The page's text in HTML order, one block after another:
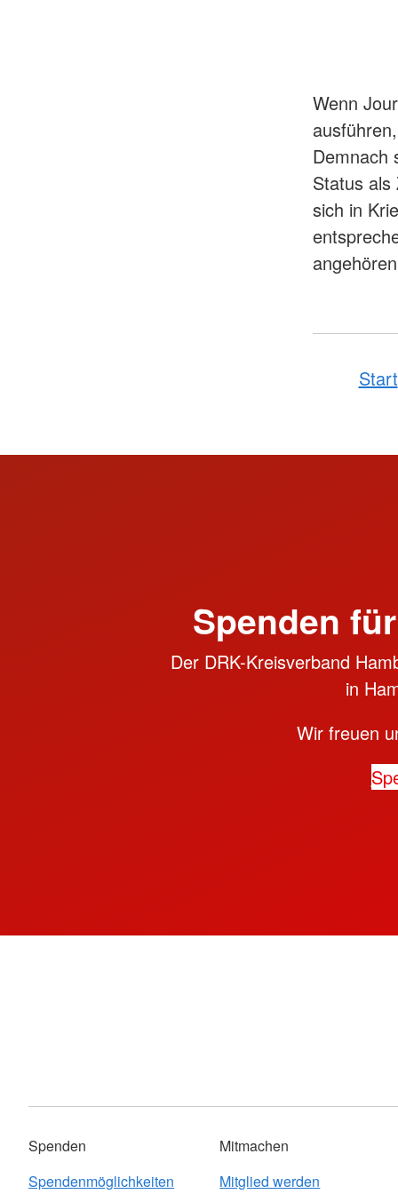
Wenn
Demnach
Status
sich in
Start
Spenden
Der DRK-Kreisverband
in
Wir freuen
Spenden
Spendenmöglichkeiten
Mitmachen
Mitglied werden